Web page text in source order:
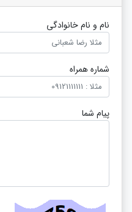
نام و نام خانوادگی
شماره همراه
پیام شما